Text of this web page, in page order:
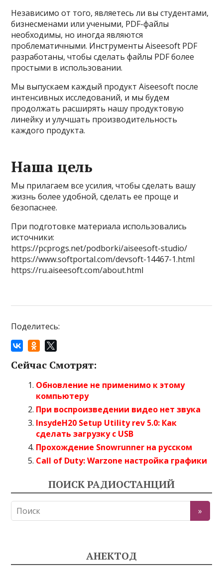
Независимо от того, являетесь ли вы студентами,
бизнесменами или учеными, PDF-файлы
необходимы, но иногда являются
проблематичными. Инструменты Aiseesoft PDF
разработаны, чтобы сделать файлы PDF более
простыми в использовании.
Мы выпускаем каждый продукт Aiseesoft после
интенсивных исследований, и мы будем
продолжать расширять нашу продуктовую
линейку и улучшать производительность
каждого продукта.
Наша цель
Мы прилагаем все усилия, чтобы сделать вашу
жизнь более удобной, сделать ее проще и
безопаснее.
При подготовке материала использовались
источники:
https://pcprogs.net/podborki/aiseesoft-studio/
https://www.softportal.com/devsoft-14467-1.html
https://ru.aiseesoft.com/about.html
Поделитесь:
Сейчас Смотрят:
Обновление не применимо к этому
компьютеру
При воспроизведении видео нет звука
InsydeH20 Setup Utility rev 5.0: Как
сделать загрузку с USB
Прохождение Snowrunner на русском
Call of Duty: Warzone настройка графики
ПОИСК РАДИОСТАНЦИЙ
АНЕКТОД